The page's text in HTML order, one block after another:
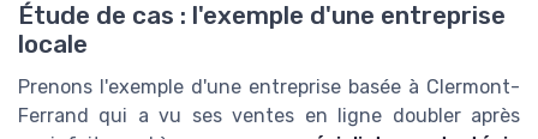
Étude de cas : l'exemple d'une entreprise
locale
Prenons l'exemple d'une entreprise basée à Clermont-
Ferrand qui a vu ses ventes en ligne doubler après